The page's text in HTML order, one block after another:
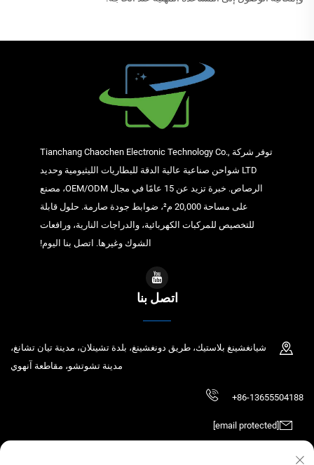
توفر شركة Tianchang Chaochen Electronic Technology Co.,
LTD شواحن صناعية عالية الدقة للبطاريات الليثيومية وحديد
الرصاص. خبرة تزيد عن 15 عامًا في مجال OEM/ODM، مصنع
على مساحة 20,000 م²، ضوابط جودة صارمة. حلول قابلة
للتخصيص للمركبات الكهربائية، والدراجات النارية، ورافعات
الشوك وغيرها. اتصل بنا اليوم!
اتصل بنا
شيانغشينغ بلاستيك، طريق دونغشينغ، بلدة تشينلان، مدينة تيان تشانغ،
مدينة تشوتشو، مقاطعة آنهوي
+86-13655504188